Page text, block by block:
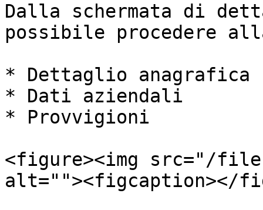
Dalla schermata di
possibile procedere
* Dettaglio anagrafica
* Dati aziendali
* Provvigioni
<figure><img src="/files/
alt=""><figcaption></